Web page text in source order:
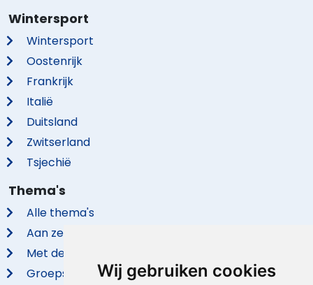
Wij gebruiken cookies
Wintersport
Wintersport
Oostenrijk
Frankrijk
Italië
Duitsland
Zwitserland
Tsjechië
Thema's
Alle thema's
Aan zee
Met de hond
Groepsaccommodaties